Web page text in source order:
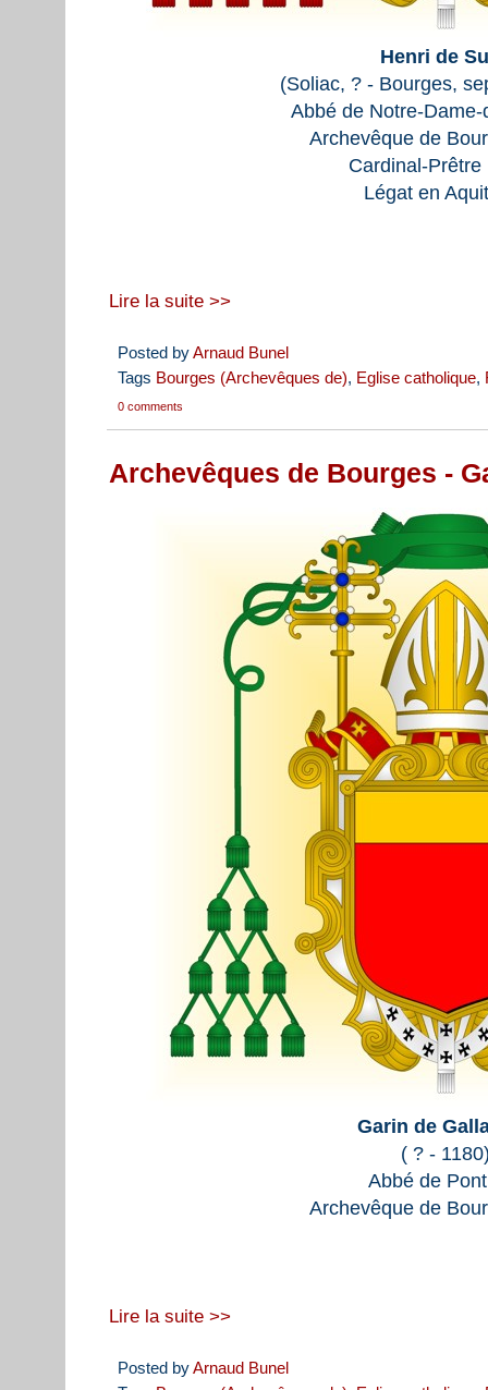
Henri de
(Soliac, ? - Bourges,
Abbé de Notre-
Archevêque de
Cardinal-Prêtre
Légat en
Lire la suite >>
Posted byArnaud Bunel
Tags Bourges (Archevêques de), Eglise catholique,
0 comments
Archevêques de Bourges -
Garin de
( ? -
Abbé de
Archevêque de
Lire la suite >>
Posted byArnaud Bunel